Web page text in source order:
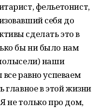
фельетонист,
себя до
сделать это в
бы ни было нам
наши
равно успеваем
главное в этой жизни
не только про дом,